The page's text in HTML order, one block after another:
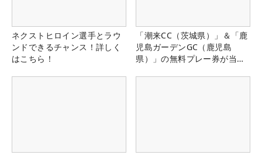
ネクストヒロイン選手とラウ
ンドできるチャンス！詳しく
はこちら！
「潮来CC（茨城県）」＆「鹿
児島ガーデンGC（鹿児島
県）」の無料プレー券が当た